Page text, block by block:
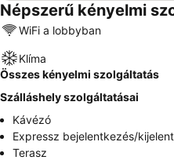
Népszerű kényelmi
WiFi a lobbyban
Klíma
Összes kényelmi szolgáltatás
Szálláshely szolgáltatásai
Kávézó
Expressz bejelentkezés/
Terasz